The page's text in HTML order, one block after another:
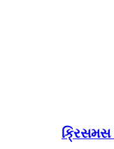
ક્રિસમસ